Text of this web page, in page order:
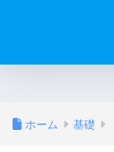
ホーム 基礎